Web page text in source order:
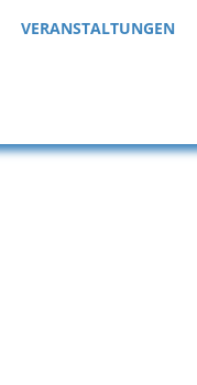
VERANSTALTUNGEN